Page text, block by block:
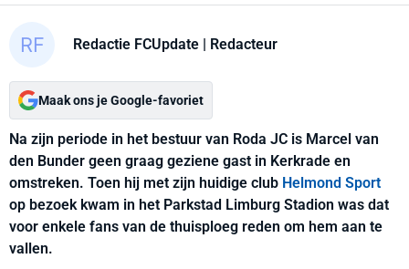
Redactie FCUpdate | Redacteur
Maak ons je Google-favoriet
Na zijn periode in het bestuur van Roda JC is Marcel van
den Bunder geen graag geziene gast in Kerkrade en
omstreken. Toen hij met zijn huidige club Helmond Sport
op bezoek kwam in het Parkstad Limburg Stadion was dat
voor enkele fans van de thuisploeg reden om hem aan te
vallen.